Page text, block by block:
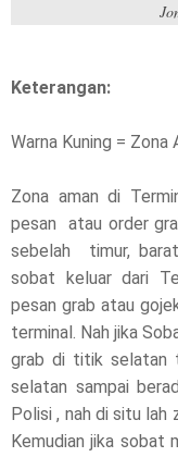
Keterangan:
Warna Kuning = Zona
Zona aman di
pesan atau order
sebelah timur,
sobat keluar dari
pesan grab atau
terminal. Nah jika
grab di titik selatan
selatan sampai
Polisi , nah di situ lah
Kemudian jika sobat